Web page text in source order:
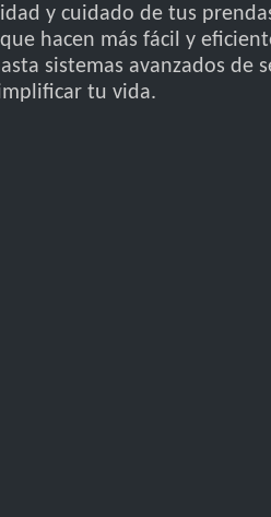
y cuidado de tus
hacen más fácil y
sistemas avanzados de
tu vida.